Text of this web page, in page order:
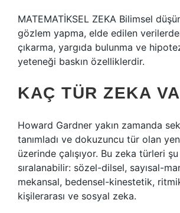
MATEMATİKSEL ZEKA Bilimsel
gözlem yapma, elde edilen
çıkarma, yargıda bulunma ve
yeteneği baskın özelliklerdir.
KAÇ TÜR ZEKA
Howard Gardner yakın zamanda
tanımladı ve dokuzuncu tür olan
üzerinde çalışıyor. Bu zeka türleri
sıralanabilir: sözel-dilsel, sayısal-
mekansal, bedensel-kinestetik,
kişilerarası ve sosyal zeka.